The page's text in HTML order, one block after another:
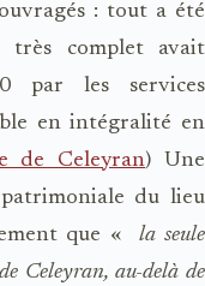
: tout a été
très complet avait
par les services
en intégralité en
de Celeyran) Une
du lieu
que « la seule
Celeyran, au-delà de